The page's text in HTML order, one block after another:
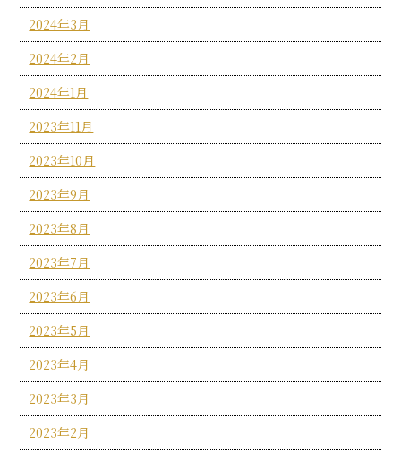
2024年3月
2024年2月
2024年1月
2023年11月
2023年10月
2023年9月
2023年8月
2023年7月
2023年6月
2023年5月
2023年4月
2023年3月
2023年2月